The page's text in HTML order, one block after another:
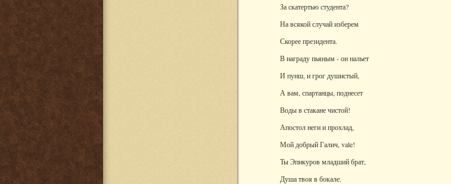
За скатертью студента?
На всякой случай изберем
Скорее президента.
В награду пьяным - он нальет
И пунш, и грог душистый,
А вам, спартанцы, поднесет
Воды в стакане чистой!
Апостол неги и прохлад,
Мой добрый Галич, vale!
Ты Эпикуров младший брат,
Душа твоя в бокале.